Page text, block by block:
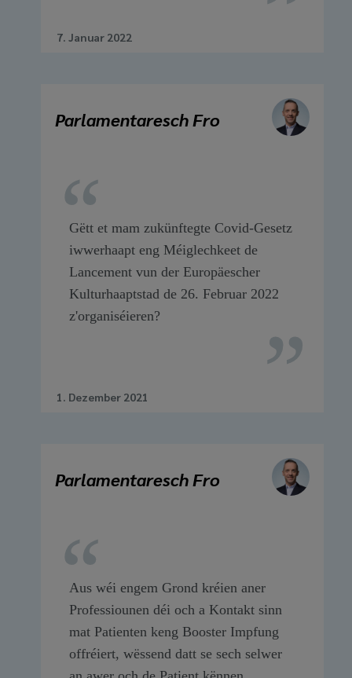
7. Januar 2022
Parlamentaresch Fro
Gëtt et mam zukünftegte Covid-Gesetz
iwwerhaapt eng Méiglechkeet de
Lancement vun der Europäescher
Kulturhaaptstad de 26. Februar 2022
z'organiséieren?
1. Dezember 2021
Parlamentaresch Fro
Aus wéi engem Grond kréien aner
Professiounen déi och a Kontakt sinn
mat Patienten keng Booster Impfung
offréiert, wëssend datt se sech selwer